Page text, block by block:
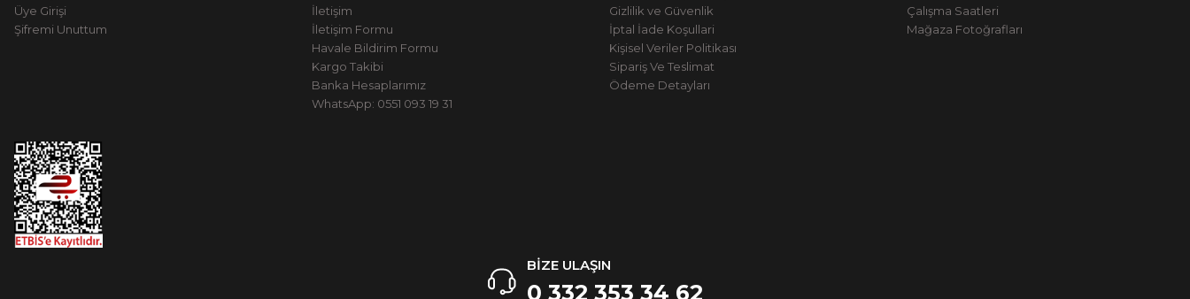
Üye Girişi
Şifremi Unuttum
İletişim
İletişim Formu
Havale Bildirim Formu
Kargo Takibi
Banka Hesaplarımız
WhatsApp: 0551 093 19 31
Gizlilik ve Güvenlik
İptal İade Koşullari
Kişisel Veriler Politikası
Sipariş Ve Teslimat
Ödeme Detayları
Çalışma Saatleri
Mağaza Fotoğrafları
BİZE ULAŞIN
0 332 353 34 62